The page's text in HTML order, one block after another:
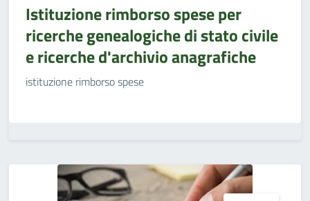
Istituzione rimborso spese per
ricerche genealogiche di stato civile
e ricerche d'archivio anagrafiche
istituzione rimborso spese